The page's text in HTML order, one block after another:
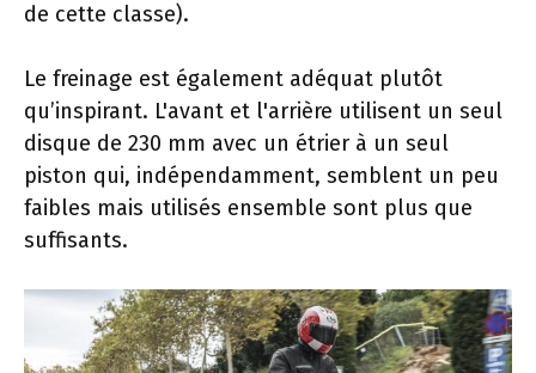
de cette classe).
Le freinage est également adéquat plutôt
qu’inspirant. L'avant et l'arrière utilisent un seul
disque de 230 mm avec un étrier à un seul
piston qui, indépendamment, semblent un peu
faibles mais utilisés ensemble sont plus que
suffisants.